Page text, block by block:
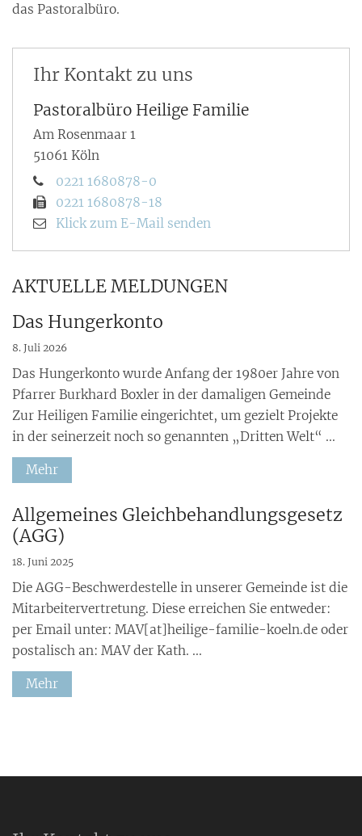
das Pastoralbüro.
Ihr Kontakt zu uns
Pastoralbüro Heilige Familie
Am Rosenmaar 1
51061 Köln
0221 1680878-0
0221 1680878-18
Klick zum E-Mail senden
AKTUELLE MELDUNGEN
Das Hungerkonto
8. Juli 2026
Das Hungerkonto wurde Anfang der 1980er Jahre von
Pfarrer Burkhard Boxler in der damaligen Gemeinde
Zur Heiligen Familie eingerichtet, um gezielt Projekte
in der seinerzeit noch so genannten „Dritten Welt“ ...
Mehr
Allgemeines Gleichbehandlungsgesetz
(AGG)
18. Juni 2025
Die AGG-Beschwerdestelle in unserer Gemeinde ist die
Mitarbeitervertretung. Diese erreichen Sie entweder:
per Email unter: MAV[at]heilige-familie-koeln.de oder
postalisch an: MAV der Kath. ...
Mehr